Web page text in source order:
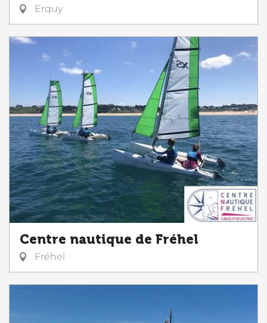
Erquy
Centre nautique de Fréhel
Fréhel